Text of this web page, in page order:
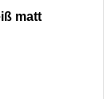
matt